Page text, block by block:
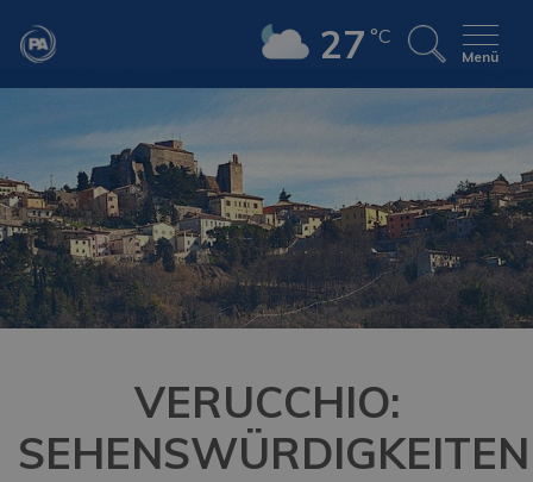
27 °C
Menü
VERUCCHIO:
SEHENSWÜRDIGKEITEN